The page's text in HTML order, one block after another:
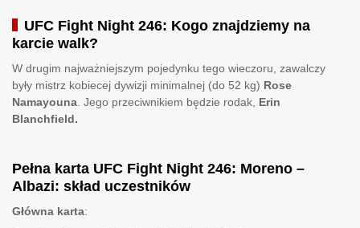
UFC Fight Night 246: Kogo znajdziemy na
karcie walk?
W drugim najważniejszym pojedynku tego wieczoru, zawalczy
były mistrz kobiecej dywizji minimalnej (do 52 kg) Rose
Namayouna . Jego przeciwnikiem będzie rodak, Erin
Blanchfield.
Pełna karta UFC Fight Night 246: Moreno –
Albazi: skład uczestników
Główna karta: